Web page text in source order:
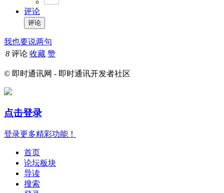
评论
我也要说两句
8 评论 收藏 赞
© 即时通讯网 - 即时通讯开发者社区
点击登录
登录更多精彩功能！
首页
论坛板块
导读
搜索